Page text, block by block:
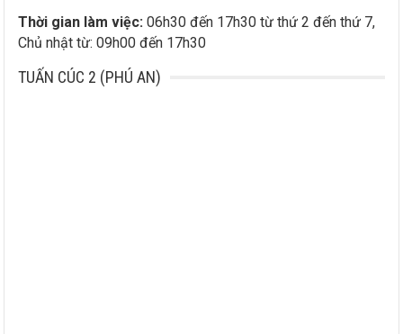
Thời gian làm việc: 06h30 đến 17h30 từ thứ 2 đến thứ 7,
Chủ nhật từ: 09h00 đến 17h30
TUẤN CÚC 2 (PHÚ AN)